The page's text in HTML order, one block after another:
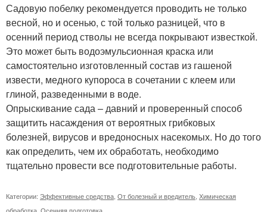
Садовую побелку рекомендуется проводить не только
весной, но и осенью, с той только разницей, что в
осенний период стволы не всегда покрывают известкой.
Это может быть водоэмульсионная краска или
самостоятельно изготовленный состав из гашеной
извести, медного купороса в сочетании с клеем или
глиной, разведенными в воде.
Опрыскивание сада – давний и проверенный способ
защитить насаждения от вероятных грибковых
болезней, вирусов и вредоносных насекомых. Но до того
как определить, чем их обработать, необходимо
тщательно провести все подготовительные работы.
Категории: Эффективные средства От болезный и вредитель Химическая
обработка Осенняя подготовка